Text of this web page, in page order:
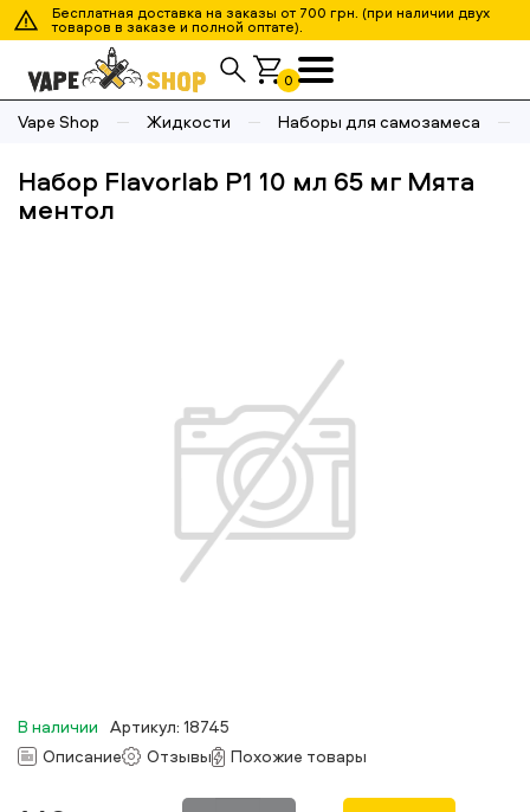
Бесплатная доставка на заказы от 700 грн. (при наличии двух
товаров в заказе и полной оптате).
0
Vape Shop Жидкости Наборы для самозамеса
Набор Flavorlab P1 10 мл 65 мг Мята
ментол
В наличии Артикул: 18745
Описание
Отзывы Похожие товары